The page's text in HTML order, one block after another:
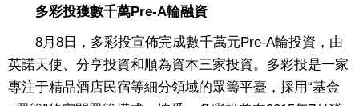
多彩投獲數千萬Pre-A輪融資
8月8日，多彩投宣佈完成數千萬元Pre-A輪投資，由
英諾天使、分享投資和順為資本三家投資。多彩投是一家
專注于精品酒店民宿等細分領域的眾籌平臺，採用“基金